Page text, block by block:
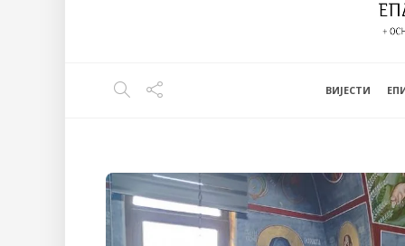
ВИЈЕСТИ